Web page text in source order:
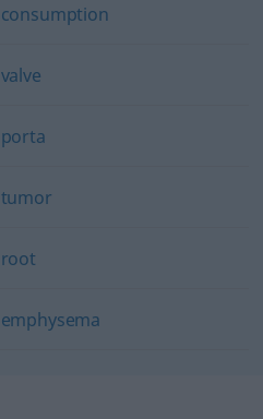
consumption
valve
porta
tumor
root
emphysema